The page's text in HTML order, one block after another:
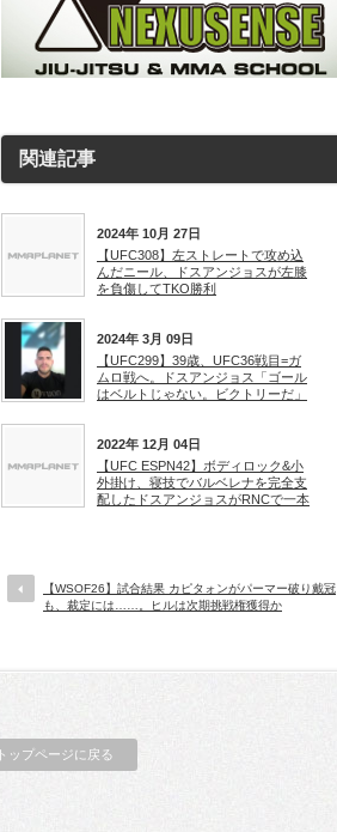
関連記事
2024年 10月 27日
【UFC308】左ストレートで攻め込
んだニール、ドスアンジョスが左膝
を負傷してTKO勝利
2024年 3月 09日
【UFC299】39歳、UFC36戦目=ガ
ムロ戦へ。ドスアンジョス「ゴール
はベルトじゃない。ビクトリーだ」
2022年 12月 04日
【UFC ESPN42】ボディロック&小
外掛け、寝技でバルベレナを完全支
配したドスアンジョスがRNCで一本
【WSOF26】試合結果 カピタォンがパーマー破り戴冠
も、裁定には……。ヒルは次期挑戦権獲得か
トップページに戻る